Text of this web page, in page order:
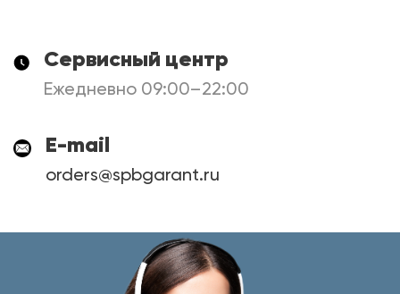
Сервисный центр
Ежедневно 09:00–22:00
E-mail
orders@spbgarant.ru